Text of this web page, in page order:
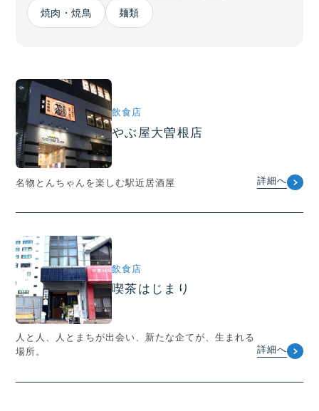
焼肉・焼鳥 麺類
飲食店
やぶ屋大曽根店
名物とんちゃんを楽しむ駅近居酒屋 詳細へ
飲食店
喫茶はじまり
人と人、人とまちが出会い、新たな企てが、生まれる
場所。
詳細へ